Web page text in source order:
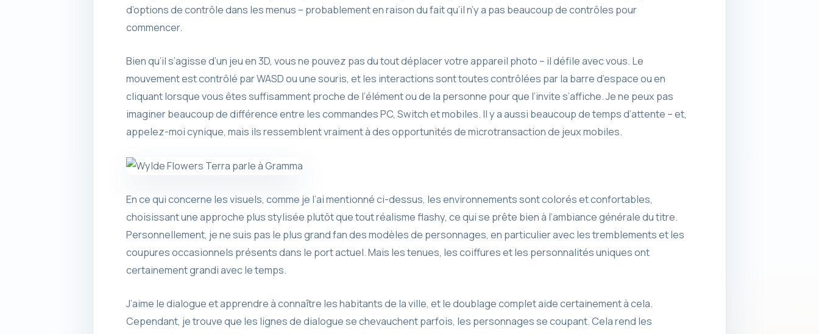
d’options de contrôle dans les menus – probablement en raison du fait qu’il n’y a pas beaucoup de contrôles pour
commencer.
Bien qu’il s’agisse d’un jeu en 3D, vous ne pouvez pas du tout déplacer votre appareil photo – il défile avec vous. Le
mouvement est contrôlé par WASD ou une souris, et les interactions sont toutes contrôlées par la barre d’espace ou en
cliquant lorsque vous êtes suffisamment proche de l’élément ou de la personne pour que l’invite s’affiche. Je ne peux pas
imaginer beaucoup de différence entre les commandes PC, Switch et mobiles. Il y a aussi beaucoup de temps d’attente – et,
appelez-moi cynique, mais ils ressemblent vraiment à des opportunités de microtransaction de jeux mobiles.
En ce qui concerne les visuels, comme je l’ai mentionné ci-dessus, les environnements sont colorés et confortables,
choisissant une approche plus stylisée plutôt que tout réalisme flashy, ce qui se prête bien à l’ambiance générale du titre.
Personnellement, je ne suis pas le plus grand fan des modèles de personnages, en particulier avec les tremblements et les
coupures occasionnels présents dans le port actuel. Mais les tenues, les coiffures et les personnalités uniques ont
certainement grandi avec le temps.
J’aime le dialogue et apprendre à connaître les habitants de la ville, et le doublage complet aide certainement à cela.
Cependant, je trouve que les lignes de dialogue se chevauchent parfois, les personnages se coupant. Cela rend les